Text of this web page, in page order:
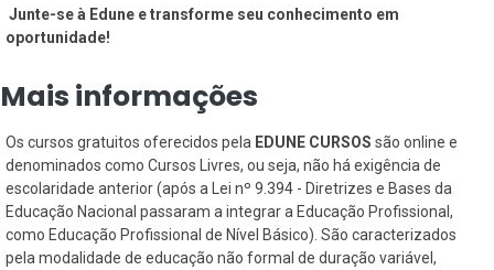
Junte-se à Edune e transforme seu conhecimento em
oportunidade!
Mais informações
Os cursos gratuitos oferecidos pela EDUNE CURSOS são online e
denominados como Cursos Livres, ou seja, não há exigência de
escolaridade anterior (após a Lei nº 9.394 - Diretrizes e Bases da
Educação Nacional passaram a integrar a Educação Profissional,
como Educação Profissional de Nível Básico). São caracterizados
pela modalidade de educação não formal de duração variável,